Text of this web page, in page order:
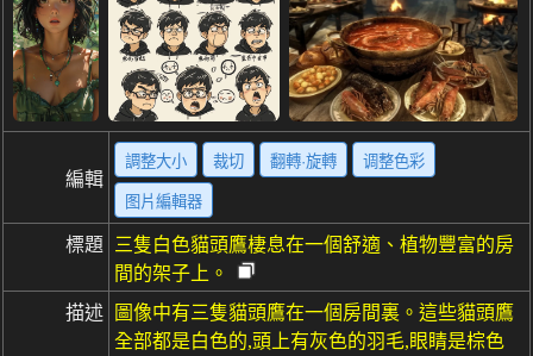
編輯
調整大小 裁切 翻轉·旋轉 调整色彩
图片編輯器
標題
三隻白色貓頭鷹棲息在一個舒適、植物豐富的房
間的架子上。
描述
圖像中有三隻貓頭鷹在一個房間裏。這些貓頭鷹
全部都是白色的,頭上有灰色的羽毛,眼睛是棕色